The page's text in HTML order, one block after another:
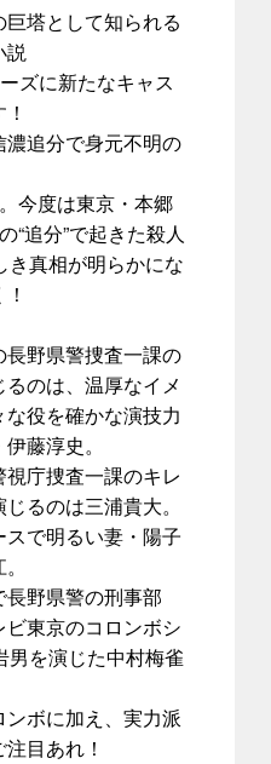
塔として知られる
説
ズに新たなキャス
追分で身元不明の
今度は東京・本郷
“追分”で起きた殺人
真相が明らかにな
長野県警捜査一課の
のは、温厚なイメ
役を確かな演技力
藤淳史。
庁捜査一課のキレ
るのは三浦貴大。
で明るい妻・陽子
野県警の刑事部
東京のコロンボシ
男を演じた中村梅雀
ボに加え、実力派
目あれ！